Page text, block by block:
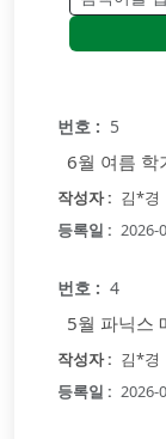
5
6월 여름 학
김*경
2026-
4
5월 파닉스
김*경
2026-